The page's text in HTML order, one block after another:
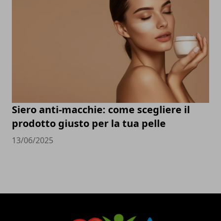
Siero anti-macchie: come scegliere il
prodotto giusto per la tua pelle
13/06/2025